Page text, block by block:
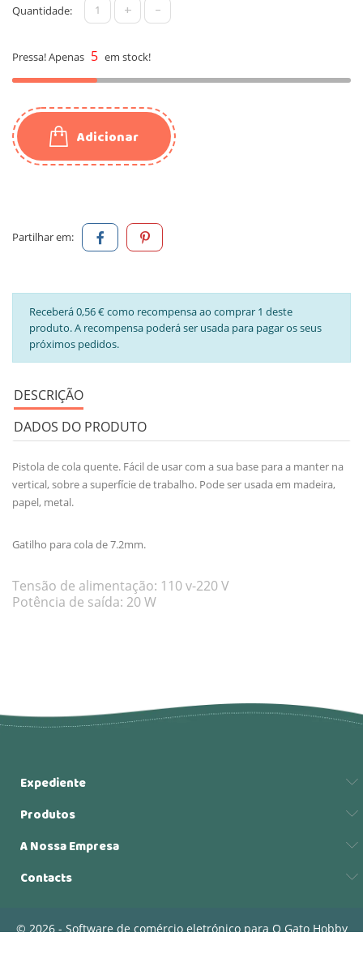
Quantidade: + -
Pressa! Apenas 5 em stock!
Adicionar
Partilhar em:
Receberá 0,56 € como recompensa ao comprar 1 deste
produto. A recompensa poderá ser usada para pagar os seus
próximos pedidos.
DESCRIÇÃO
DADOS DO PRODUTO
Pistola de cola quente. Fácil de usar com a sua base para a manter na
vertical, sobre a superfície de trabalho. Pode ser usada em madeira,
papel, metal.
Gatilho para cola de 7.2mm.
Tensão de alimentação: 110 v-220 V
Potência de saída: 20 W
Expediente
Produtos
A Nossa Empresa
Contacts
© 2026 - Software de comércio eletrónico para O Gato Hobby